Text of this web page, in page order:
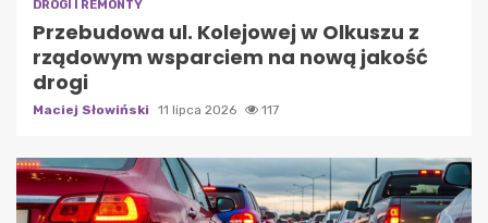
DROGI I REMONTY
Przebudowa ul. Kolejowej w Olkuszu z
rządowym wsparciem na nową jakość
drogi
Maciej Słowiński 11 lipca 2026 117